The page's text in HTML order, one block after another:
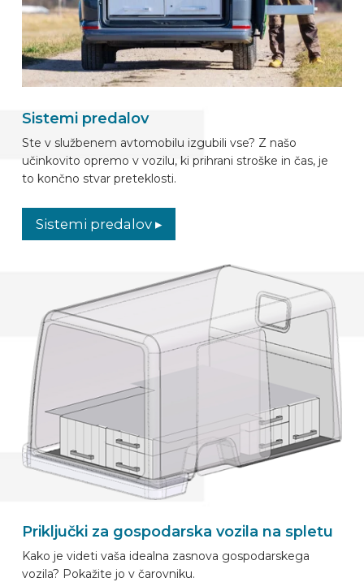
Sistemi predalov
Ste v službenem avtomobilu izgubili vse? Z našo
učinkovito opremo v vozilu, ki prihrani stroške in čas, je
to končno stvar preteklosti.
Sistemi predalov ▸
Priključki za gospodarska vozila na spletu
Kako je videti vaša idealna zasnova gospodarskega
vozila? Pokažite jo v čarovniku.